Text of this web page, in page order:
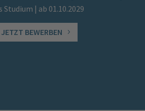
Studium | ab 01.10.2029
JETZT BEWERBEN